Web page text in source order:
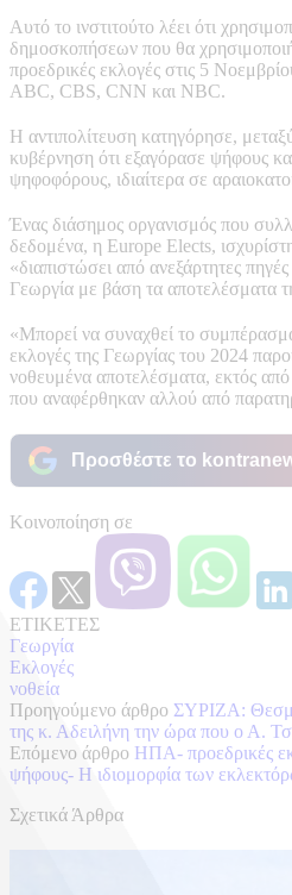
Αυτό το ινστιτούτο λέει ότι
δημοσκοπήσεων που θα
προεδρικές εκλογές στις 5
ABC, CBS, CNN και NBC.
Η αντιπολίτευση κατηγόρησε,
κυβέρνηση ότι εξαγόρασε ψήφους
ψηφοφόρους, ιδιαίτερα σε
Ένας διάσημος οργανισμός που
δεδομένα, η Europe Elects,
«διαπιστώσει από ανεξάρτητες πηγές
Γεωργία με βάση τα αποτελέσματα
«Μπορεί να συναχθεί το συμπέρασμα
εκλογές της Γεωργίας του 2024
νοθευμένα αποτελέσματα, εκτός από
που αναφέρθηκαν αλλού από
Προσθέστε το
Κοινοποίηση σε
ΕΤΙΚΕΤΕΣ
Γεωργία
Εκλογές
νοθεία
Προηγούμενο άρθρο ΣΥΡΙΖΑ:
της κ. Αδειλήνη την ώρα που ο Α.
Επόμενο άρθρο ΗΠΑ- προεδρικές
ψήφους- H ιδιομορφία των
Σχετικά Άρθρα